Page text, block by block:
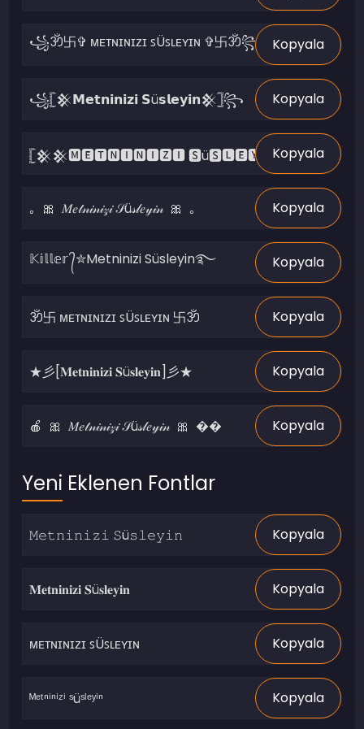
Kopyala
Kopyala
Kopyala
Kopyala
Kopyala
Kopyala
Kopyala
Kopyala
Yeni Eklenen Fontlar
Kopyala
Kopyala
Kopyala
Kopyala